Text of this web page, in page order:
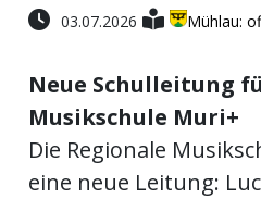
Paper
App
03.07.2026 Mühlau:
Neue Schulleitung
Musikschule Muri+
Die Regionale
eine neue Leitung: